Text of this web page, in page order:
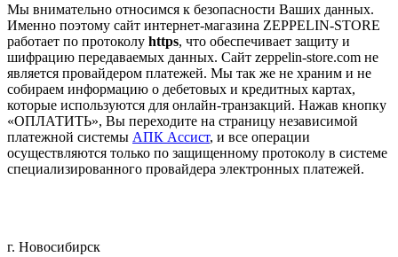
Мы внимательно относимся к безопасности Ваших данных.
Именно поэтому сайт интернет-магазина ZEPPELIN-STORE
работает по протоколу https, что обеспечивает защиту и
шифрацию передаваемых данных. Сайт zeppelin-store.com не
является провайдером платежей. Мы так же не храним и не
собираем информацию о дебетовых и кредитных картах,
которые используются для онлайн-транзакций. Нажав кнопку
«ОПЛАТИТЬ», Вы переходите на страницу независимой
платежной системы АПК Ассист, и все операции
осуществляются только по защищенному протоколу в системе
специализированного провайдера электронных платежей.
г. Новосибирск